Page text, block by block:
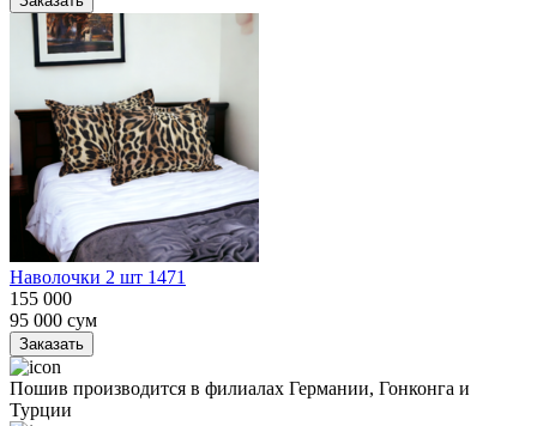
Наволочки 2 шт 1471
155 000
95 000 сум
Заказать
Пошив производится в филиалах Германии, Гонконга и
Турции